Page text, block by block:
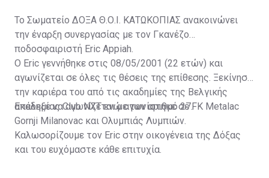
Το Σωματείο ΔΟΞΑ Θ.Ο.Ι. ΚΑΤΩΚΟΠΙΑΣ ανακοινώνει
την έναρξη συνεργασίας με τον Γκανέζο
ποδοσφαιριστή Eric Appiah.
Ο Eric γεννήθηκε στις 08/05/2001 (22 ετών) και
αγωνίζεται σε όλες τις θέσεις της επίθεσης. Ξεκίνησε
την καριέρα του από τις ακαδημίες της Βελγικής
ακαδημίας Club NXT ενώ αγωνίστηκε σε FK Metalac
Gornji Milanovac και Ολυμπιάς Λυμπιών.
Επέλεξε να αγωνίζεται με τον αριθμό 27.
Καλωσορίζουμε τον Eric στην οικογένεια της Δόξας
και του ευχόμαστε κάθε επιτυχία.